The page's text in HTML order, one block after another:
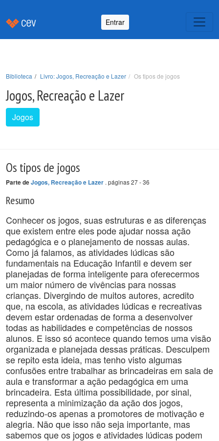
Entrar
Biblioteca Livro: Jogos, Recreação e Lazer Os tipos de jogos
Jogos, Recreação e Lazer
Jogos
Os tipos de jogos
Parte deJogos, Recreação e Lazer . páginas 27 - 36
Resumo
Conhecer os jogos, suas estruturas e as diferenças
que existem entre eles pode ajudar nossa ação
pedagógica e o planejamento de nossas aulas.
Como já falamos, as atividades lúdicas são
fundamentais na Educação Infantil e devem ser
planejadas de forma inteligente para oferecermos
um maior número de vivências para nossas
crianças. Divergindo de muitos autores, acredito
que, na escola, as atividades lúdicas e recreativas
devem estar ordenadas de forma a desenvolver
todas as habilidades e competências de nossos
alunos. E isso só acontece quando temos uma visão
organizada e planejada dessas práticas. Desculpem
se repito esta ideia, mas tenho visto algumas
confusões entre trabalhar as brincadeiras em sala de
aula e transformar a ação pedagógica em uma
brincadeira. Esta última possibilidade, por sinal,
representa a minimização da ação dos jogos,
reduzindo-os apenas a promotores de motivação e
alegria. Não que isso não seja importante, mas
sabemos que os jogos e atividades lúdicas podem